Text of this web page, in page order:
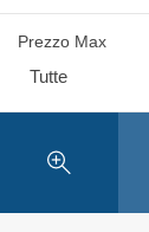
Prezzo Max
Tutte